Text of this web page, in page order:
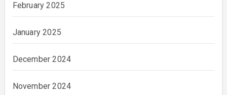
February 2025
January 2025
December 2024
November 2024